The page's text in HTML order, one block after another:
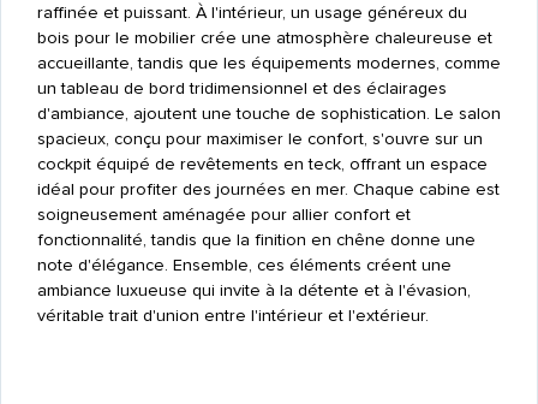
raffinée et puissant. À l'intérieur, un usage généreux du
bois pour le mobilier crée une atmosphère chaleureuse et
accueillante, tandis que les équipements modernes, comme
un tableau de bord tridimensionnel et des éclairages
d'ambiance, ajoutent une touche de sophistication. Le salon
spacieux, conçu pour maximiser le confort, s'ouvre sur un
cockpit équipé de revêtements en teck, offrant un espace
idéal pour profiter des journées en mer. Chaque cabine est
soigneusement aménagée pour allier confort et
fonctionnalité, tandis que la finition en chêne donne une
note d'élégance. Ensemble, ces éléments créent une
ambiance luxueuse qui invite à la détente et à l'évasion,
véritable trait d'union entre l'intérieur et l'extérieur.